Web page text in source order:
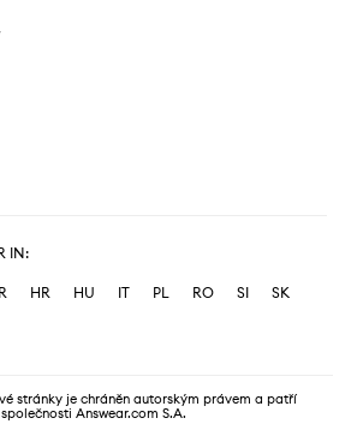
IN:
HR HU IT PL RO SI
SK
stránky je chráněn autorským právem a patří
společnosti Answear.com S.A.